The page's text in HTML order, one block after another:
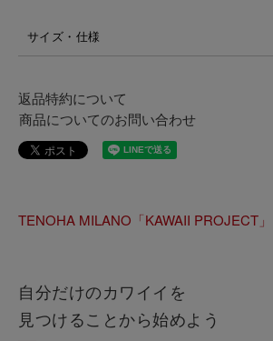
サイズ・仕様
返品特約について
商品についてのお問い合わせ
TENOHA MILANO「KAWAII PROJECT
自分だけのカワイイを
見つけることから始めよう